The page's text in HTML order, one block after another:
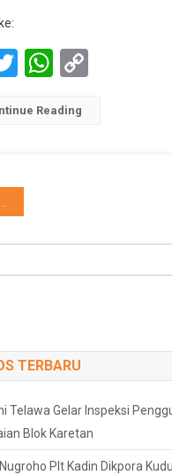
TwitterWhatsApp
Copy
Reading
TERBARU
Telawa Gelar Inspeksi
Blok Karetan
Plt Kadin Dikpora